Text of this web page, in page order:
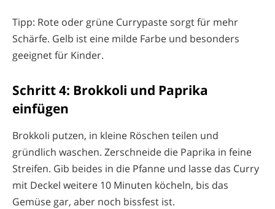
Tipp: Rote oder grüne Currypaste sorgt für mehr
Schärfe. Gelb ist eine milde Farbe und besonders
geeignet für Kinder.
Schritt 4: Brokkoli und Paprika
einfügen
Brokkoli putzen, in kleine Röschen teilen und
gründlich waschen. Zerschneide die Paprika in feine
Streifen. Gib beides in die Pfanne und lasse das Curry
mit Deckel weitere 10 Minuten köcheln, bis das
Gemüse gar, aber noch bissfest ist.